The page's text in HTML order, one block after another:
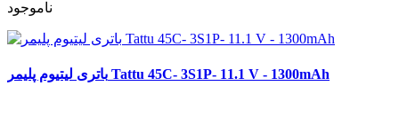
ناموجود
باتری لیتیوم پلیمر Tattu 45C- 3S1P- 11.1 V - 1300mAh